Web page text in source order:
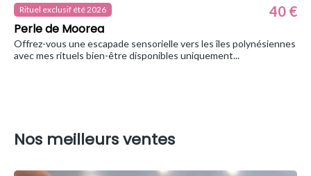
Rituel exclusif été 2026
Perle de Moorea
40 €
Offrez-vous une escapade sensorielle vers les îles polynésiennes
avec mes rituels bien-être disponibles uniquement...
Nos meilleurs ventes